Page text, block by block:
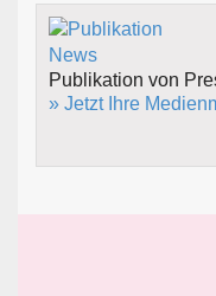
Publikation von
» Jetzt Ihre